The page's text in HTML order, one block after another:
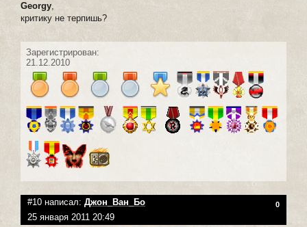
Georgy,
критику не терпишь?
Зарегистрирован:
21.12.2010
#10 написал: Джон_Ван_Бо 0
25 января 2011 20:49